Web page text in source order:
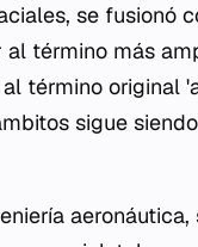
se fusionó
término más
término original
sigue
aeronáutica,